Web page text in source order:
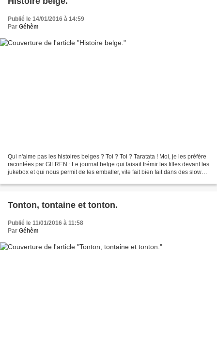
Publié le 14/01/2016 à 14:59
Par Géhèm
Qui n'aime pas les histoires belges ? Toi ? Toi ? Taratata ! Moi, je les préfère
racontées par GILREN : Le journal belge qui faisait frémir les filles devant les
jukebox et qui nous permit de les emballer, vite fait bien fait dans des slows
Tonton, tontaine et tonton.
Publié le 11/01/2016 à 11:58
Par Géhèm